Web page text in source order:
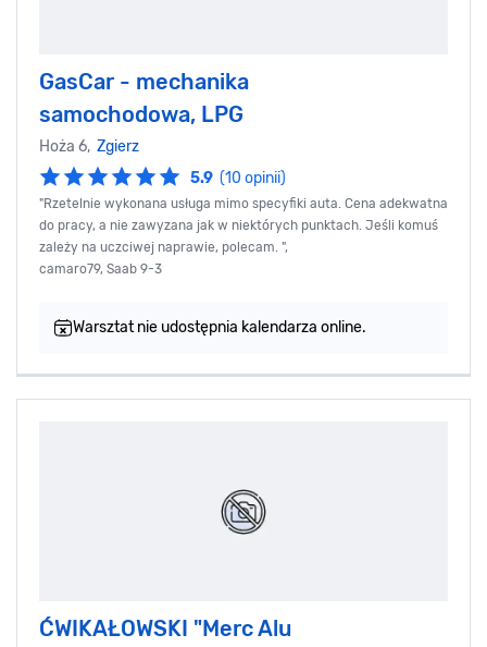
GasCar - mechanika
samochodowa, LPG
Hoża 6, Zgierz
5.9 (10 opinii)
"Rzetelnie wykonana usługa mimo specyfiki auta. Cena adekwatna
do pracy, a nie zawyzana jak w niektórych punktach. Jeśli komuś
zależy na uczciwej naprawie, polecam. ",
camaro79, Saab 9-3
Warsztat nie udostępnia kalendarza online.
ĆWIKAŁOWSKI "Merc Alu